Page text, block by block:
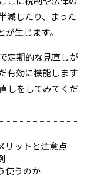
減したり、まった
生じます。
定期的な見直しが
有効に機能します
しをしてみてくだ
リットと注意点
使うのか